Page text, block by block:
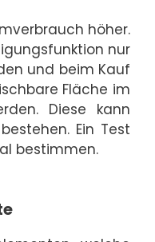
höher.
nur
und beim Kauf
Fläche im
Diese kann
Ein Test
bestimmen.